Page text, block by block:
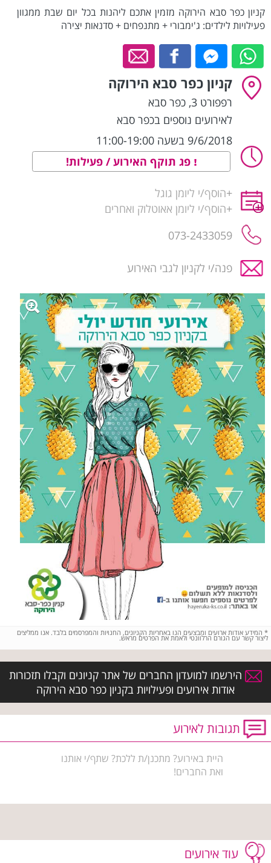
קניון כפר סבא הירוקה מזמין אתכם ליהנות בכל יום שבת ממגוון
פעילויות לילדים: ג'ימבורי + מתנפחים + סדנאות יצירה
קניון כפר סבא הירוקה
רפפורט 3 , כפר סבא
לאירועים נוספים בכפר סבא
9/6/2018 בשעה 11:00-19:00
פג תוקף האירוע / פעילות!
+הוסף/י ליומן גוגל
+הוסף/י ליומן אאוטלוק ואחרים
פנה/י לקניון לגבי האירוע
* המידע אודות ארועים ומבצעים הנו באחריות הקניונים, החנויות והמפרסמים בלבד. אנו ממליצים
ליצור קשר עם הגורם הרלוונטי ולאמת את הפרטים מראש.
הירשמו למועדון החברים של אתר קניונים וקבלו תזכורות
אודות אירועים ופעילויות בקניון כפר סבא הירוקה
תגובות לאירוע
היית באירוע? מתכנן/ת ללכת? שתף/י אותנו
ואת החברים!
עוד אירועים